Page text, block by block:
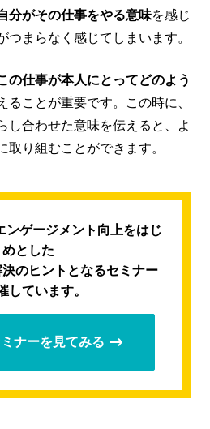
分がその仕事をやる意味を感じ
つまらなく感じてしまいます。
の仕事が本人にとってどのよう
ることが重要です。この時に、
し合わせた意味を伝えると、よ
取り組むことができます。
ンゲージメント向上をはじ
めとした
のヒントとなるセミナー
しています。
ナーを見てみる